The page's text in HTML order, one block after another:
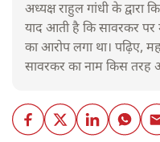
अध्यक्ष राहुल गांधी के
याद आती है कि सावरकर पर
का आरोप लगा था। पढ़िए,
सावरकर का नाम किस तरह